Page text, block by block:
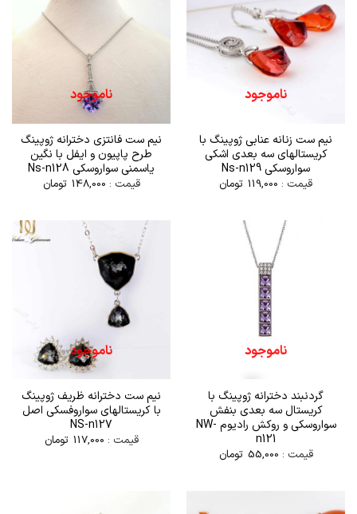
ناموجود
نیم ست زنانه عنابی ژوپینگ با
کریستالهای سه بعدی اشکی
سواروسکی Ns-n129
قیمت : 119,000 تومان
ناموجود
نیم ست فانتزی دخترانه ژوپینگ
طرح پاپیون و ایفل با نگین
یاسمنی سواروسکی Ns-n128
قیمت : 148,000 تومان
ناموجود
گردنبند دخترانه ژوپینگ با
کریستال سه بعدی بنفش
سواروسکی و روکش رادیوم NW-
n121
قیمت : 55,000 تومان
ناموجود
نیم ست دخترانه ظریف ژوپینگ
با کریستالهای سواروفسکی اصل
NS-n127
قیمت : 117,000 تومان